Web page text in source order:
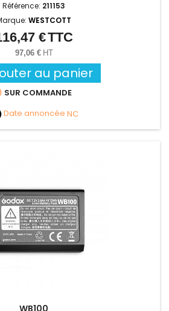
Référence: 211153
WESTCOTT
Prix
€TTC
97,06 € HT
au panier
SUR COMMANDE
Date annoncée NC